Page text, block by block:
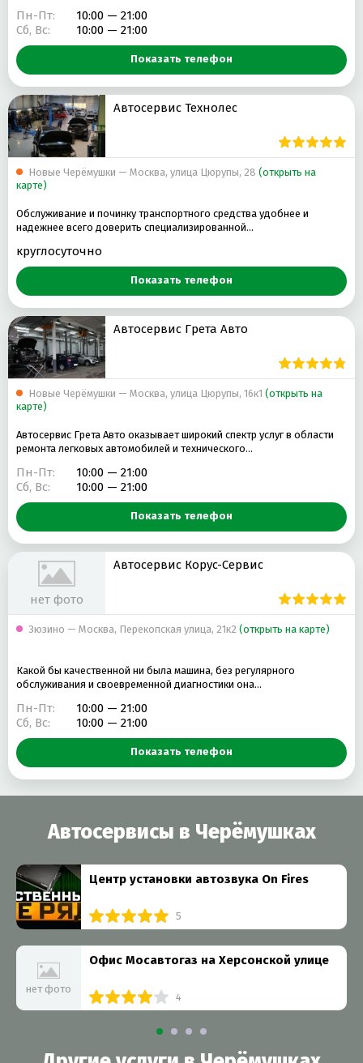
Пн-Пт:
10:00 — 21:00
Сб, Вс:
10:00 — 21:00
Показать телефон
Автосервис Технолес
Новые Черёмушки — Москва, улица Цюрупы, 28 (открыть на
карте)
Обслуживание и починку транспортного средства удобнее и
надежнее всего доверить специализированной…
круглосуточно
Показать телефон
Автосервис Грета Авто
Новые Черёмушки — Москва, улица Цюрупы, 16к1 (открыть на
карте)
Автосервис Грета Авто оказывает широкий спектр услуг в области
ремонта легковых автомобилей и технического…
Пн-Пт:
10:00 — 21:00
Сб, Вс:
10:00 — 21:00
Показать телефон
нет фото
Автосервис Корус-Сервис
Зюзино — Москва, Перекопская улица, 21к2 (открыть на карте)
Какой бы качественной ни была машина, без регулярного
обслуживания и своевременной диагностики она…
Пн-Пт:
10:00 — 21:00
Сб, Вс:
10:00 — 21:00
Показать телефон
Автосервисы в Черёмушках
Центр установки автозвука On Fires
5
нет фото
Офис Мосавтогаз на Херсонской улице
4